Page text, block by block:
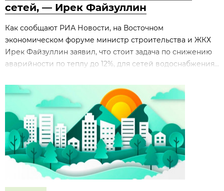
сетей, — Ирек Файзуллин
Как сообщают РИА Новости, на Восточном
экономическом форуме министр строительства и ЖКХ
Ирек Файзуллин заявил, что стоит задача по снижению
аварийности по теплу до 12%, для сетей водоснабжения...